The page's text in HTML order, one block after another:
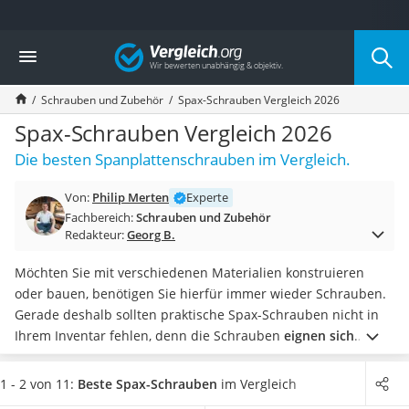
Die beliebtesten Vergleiche nach Kategorie
Baumarkt
Tresor feuerfest
Makita-Akku-Rasenmäher
Kappsäge
Smartes Türschloss
Akku-Rasentrimmer
Split-Klimaanlage 2 Innengeräte
Pelletofen
Tiefbrunnenpumpe
Fliesenschneider
Hochdruckreiniger
Doppelschleifer
Überwachungskamera
Benzinrasenmäher mit Elektrostart
Vergleich
Schrauben und Zubehör Spax-Schrauben Vergleich 2026
Spax-Schrauben Vergleich 2026
Die besten Spanplattenschrauben im Vergleich.
Von: Philip Merten
Experte
Fachbereich:Schrauben und Zubehör
Redakteur:Georg B.
Möchten Sie mit verschiedenen Materialien konstruieren
oder bauen, benötigen Sie hierfür immer wieder Schrauben.
Gerade deshalb sollten praktische Spax-Schrauben nicht in
Ihrem Inventar fehlen, denn die Schrauben eignen sich
hervorragend für diverse Materialienund werden laut
einigen Online-Tests in allen Größen und Formen angeboten.
1 - 2 von 11: Beste Spax-Schrauben im Vergleich